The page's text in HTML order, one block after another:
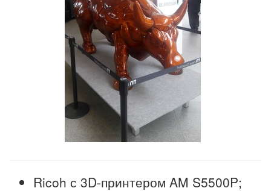
Ricoh с 3D-принтером AM S5500P;